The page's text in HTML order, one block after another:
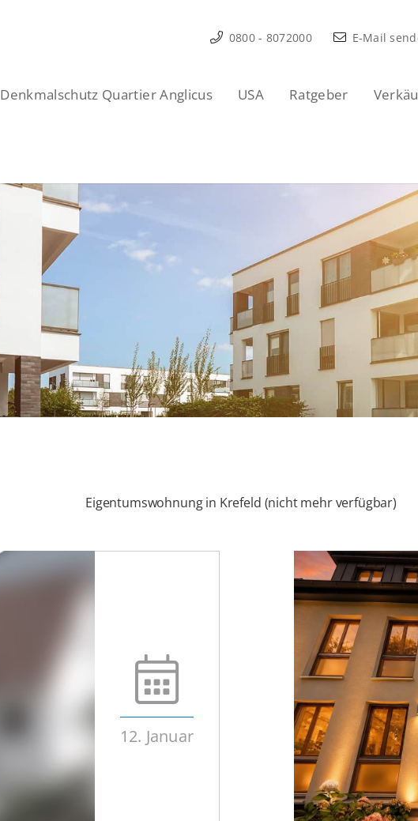
0800 - 8072000 E-Mail
Denkmalschutz Quartier Anglicus USA Ratgeber
Eigentumswohnung in Krefeld (nicht mehr verfügbar)
12. Januar